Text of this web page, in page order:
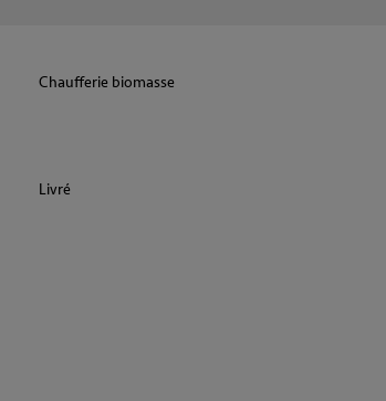
Chaufferie biomasse
Livré